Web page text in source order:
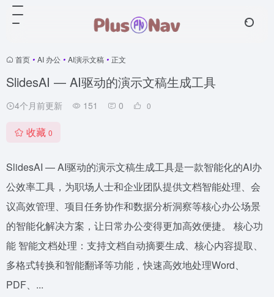
首页 • AI 办公 • AI演示文稿 • 正文
SlidesAI — AI驱动的演示文稿生成工具
4个月前更新 151 0 0
收藏 0
SlidesAI — AI驱动的演示文稿生成工具是一款智能化的AI办
公效率工具，为职场人士和企业团队提供文档智能处理、会
议高效管理、项目任务协作和数据分析洞察等核心办公场景
的智能化解决方案，让日常办公变得更加高效便捷。 核心功
能 智能文档处理：支持文档自动摘要生成、核心内容提取、
多格式转换和智能翻译等功能，快速高效地处理Word、
PDF、...